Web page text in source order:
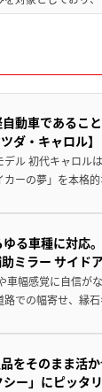
動車であるこ
ダ・キャロル】
ル 初代キャロル
ーの夢」を本格
る車種に対応
ミラー サイドア
幅感覚に自信がな
での幅寄せ、縁
をそのまま活
ー」にピッタリ